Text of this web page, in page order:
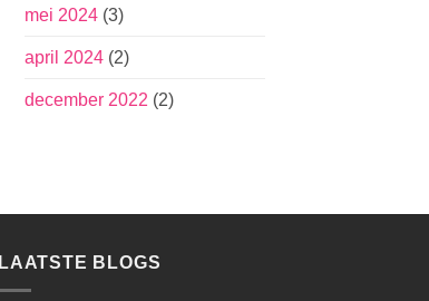
mei 2024(3)
april 2024(2)
december 2022 (2)
LAATSTE BLOGS